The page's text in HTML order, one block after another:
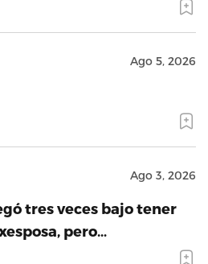
Ago 5, 2026
Ago 3, 2026
tres veces bajo tener
pero…